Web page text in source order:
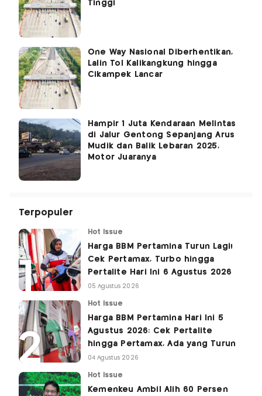
Tinggi
One Way Nasional Diberhentikan,
Lalin Tol Kalikangkung hingga
Cikampek Lancar
Hampir 1 Juta Kendaraan Melintas
di Jalur Gentong Sepanjang Arus
Mudik dan Balik Lebaran 2025,
Motor Juaranya
Terpopuler
Hot Issue
Harga BBM Pertamina Turun Lagi!
Cek Pertamax, Turbo hingga
Pertalite Hari Ini 6 Agustus 2026
05 Agustus 2026
Hot Issue
Harga BBM Pertamina Hari Ini 5
Agustus 2026: Cek Pertalite
hingga Pertamax, Ada yang Turun
04 Agustus 2026
Hot Issue
Kemenkeu Ambil Alih 60 Persen